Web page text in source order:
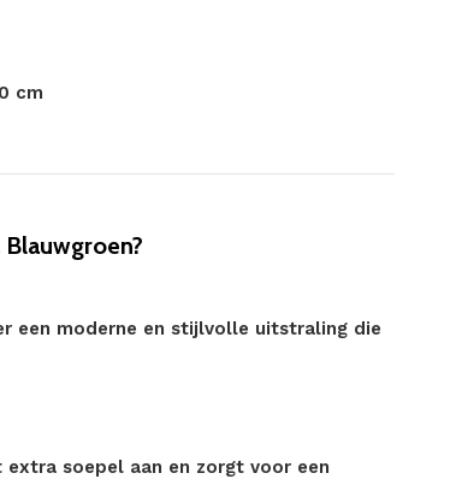
cm
een moderne en stijlvolle uitstraling die
soepel aan en zorgt voor een